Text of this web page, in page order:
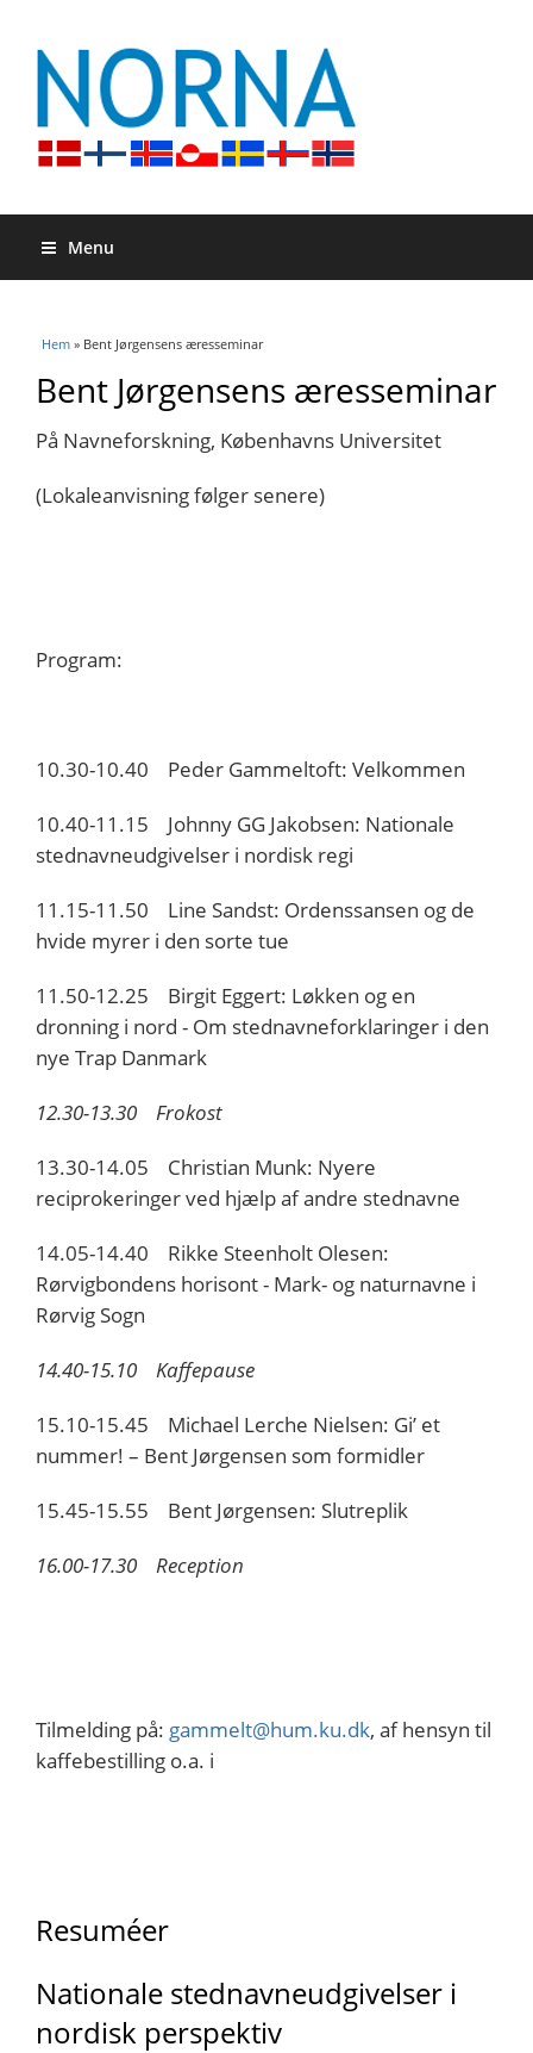
Menu
Du är här
Hem » Bent Jørgensens æresseminar
Bent Jørgensens æresseminar
På Navneforskning, Københavns Universitet
(Lokaleanvisning følger senere)
Program:
10.30-10.40 Peder Gammeltoft: Velkommen
10.40-11.15 Johnny GG Jakobsen: Nationale
stednavneudgivelser i nordisk regi
11.15-11.50 Line Sandst: Ordenssansen og de
hvide myrer i den sorte tue
11.50-12.25 Birgit Eggert: Løkken og en
dronning i nord - Om stednavneforklaringer i den
nye Trap Danmark
12.30-13.30 Frokost
13.30-14.05 Christian Munk: Nyere
reciprokeringer ved hjælp af andre stednavne
14.05-14.40 Rikke Steenholt Olesen:
Rørvigbondens horisont - Mark- og naturnavne i
Rørvig Sogn
14.40-15.10 Kaffepause
15.10-15.45 Michael Lerche Nielsen: Gi’ et
nummer! – Bent Jørgensen som formidler
15.45-15.55 Bent Jørgensen: Slutreplik
16.00-17.30 Reception
Tilmelding på: gammelt@hum.ku.dk, af hensyn til
kaffebestilling o.a. i
Resuméer
Nationale stednavneudgivelser i
nordisk perspektiv